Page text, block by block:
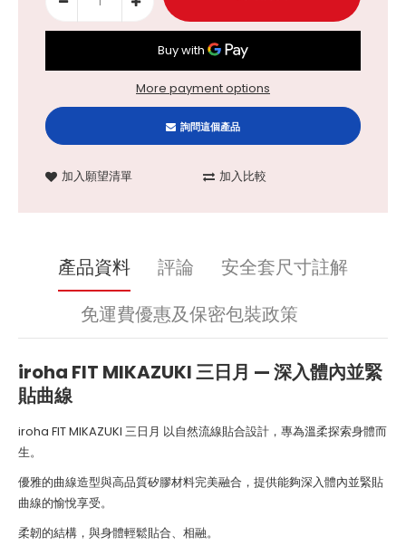
More payment options
詢問這個產品
加入願望清單 加入比較
產品資料 評論
安全套尺寸註解
免運費優惠及保密包裝政策
iroha FIT MIKAZUKI 三日月 — 深入體內並緊
貼曲線
iroha FIT MIKAZUKI 三日月 以自然流線貼合設計，專為溫柔探索身體而
生。
優雅的曲線造型與高品質矽膠材料完美融合，提供能夠深入體內並緊貼
曲線的愉悅享受。
柔韌的結構，與身體輕鬆貼合、相融。